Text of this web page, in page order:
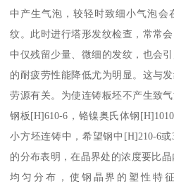
中产生气泡，较轻时致细小气泡会
纹。此时进行塔形发纹检查，常常
中仅残留少量、微细的发纹，也会
的耐疲劳性能降低尤为明显。这与
劳源有关。为使连铸板坯不产生致
钢板[H]610-6，铬镍奥氏体钢
小方坯连铸中，希望钢中[H]210-6或
的分布表明，在晶界处的浓度要比晶
均匀分布，使钢晶界的塑性特